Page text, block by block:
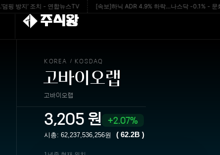
지’ 조치 - 연합뉴스TV [속보]하닉 ADR 4.9% 하락…나스닥 -0.1% - 문화일보
주식왕
KOREA / KOSDAQ
고바이오랩
고바이오랩
3,205 원 2.07%
시총: 62,237,536,256원 ( 62.2B )